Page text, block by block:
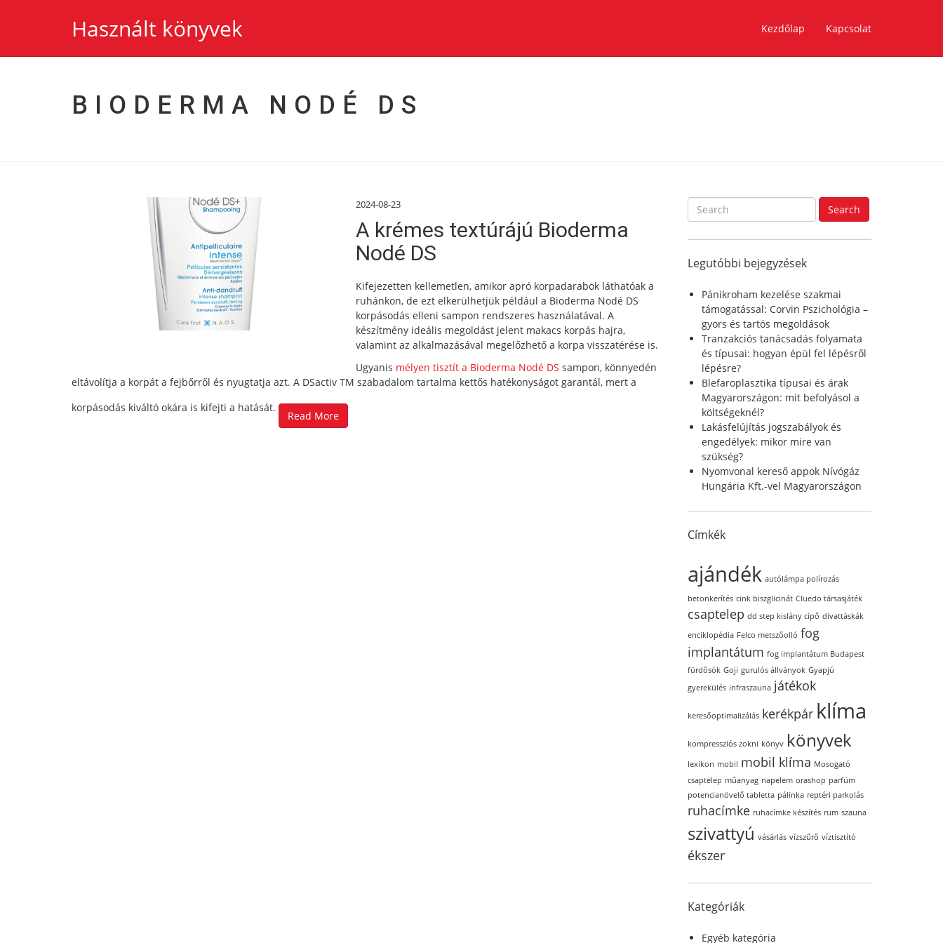
Használt könyvek Kezdőlap Kapcsolat
BIODERMA NODÉ DS
2024-08-23
A krémes textúrájú Bioderma
Nodé DS
Kifejezetten kellemetlen, amikor apró korpadarabok láthatóak a
ruhánkon, de ezt elkerülhetjük például a Bioderma Nodé DS
korpásodás elleni sampon rendszeres használatával. A
készítmény ideális megoldást jelent makacs korpás hajra,
valamint az alkalmazásával megelőzhető a korpa visszatérése is.
Ugyanis mélyen tisztít a Bioderma Nodé DS sampon, könnyedén
eltávolítja a korpát a fejbőrről és nyugtatja azt. A DSactiv TM szabadalom tartalma kettős hatékonyságot garantál, mert a
korpásodás kiváltó okára is kifejti a hatását.
Read More
S
e
c
f
Search
Legutóbbi bejegyzések
Pánikroham kezelése szakmai
támogatással: Corvin Pszichológia –
gyors és tartós megoldások
Tranzakciós tanácsadás folyamata
és típusai: hogyan épül fel lépésről
lépésre?
Blefaroplasztika típusai és árak
Magyarországon: mit befolyásol a
költségeknél?
Lakásfelújítás jogszabályok és
engedélyek: mikor mire van
szükség?
Nyomvonal kereső appok Nívógáz
Hungária Kft.-vel Magyarországon
Címkék
ajándék autólámpa polírozás
betonkerítés cink biszglicinát Cluedo társasjáték
csaptelep dd step kislány cipő divattáskák
enciklopédia Felco metszőolló fog
implantátum fog implantátum Budapest
fürdősók Goji gurulós állványok Gyapjú
gyerekülés infraszauna játékok
keresőoptimalizálás kerékpár klíma
kompressziós zokni könyv könyvek
lexikon mobil mobil klíma Mosogató
csaptelep műanyag napelem orashop parfüm
potencianövelő tabletta pálinka reptéri parkolás
ruhacímke ruhacímke készítés rum szauna
szivattyú vásárlás vízszűrő víztisztító
ékszer
Kategóriák
Egyéb kategória